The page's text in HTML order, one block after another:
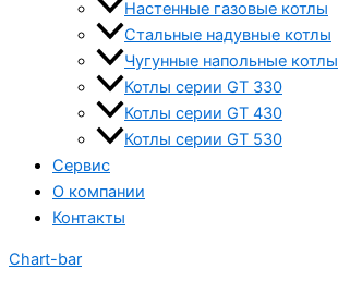
Настенные газовые котлы
Стальные надувные котлы
Чугунные напольные котлы
Котлы серии GT 330
Котлы серии GT 430
Котлы серии GT 530
Сервис
О компании
Контакты
Chart-bar